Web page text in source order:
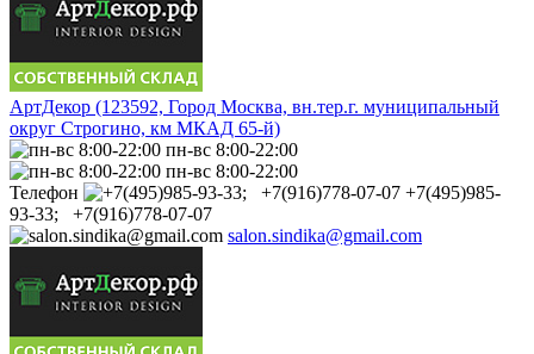
АртДекор (123592, Город Москва, вн.тер.г. муниципальный
округ Строгино, км МКАД 65-й)
пн-вс 8:00-22:00
пн-вс 8:00-22:00
Телефон
+7(495)985-
93-33; +7(916)778-07-07
salon.sindika@gmail.com